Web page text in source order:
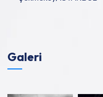
Galeri